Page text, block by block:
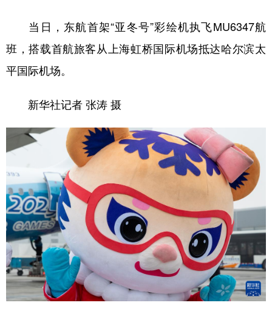
当日，东航首架“亚冬号”彩绘机执飞MU6347航
班，搭载首航旅客从上海虹桥国际机场抵达哈尔滨太
平国际机场。
新华社记者 张涛 摄